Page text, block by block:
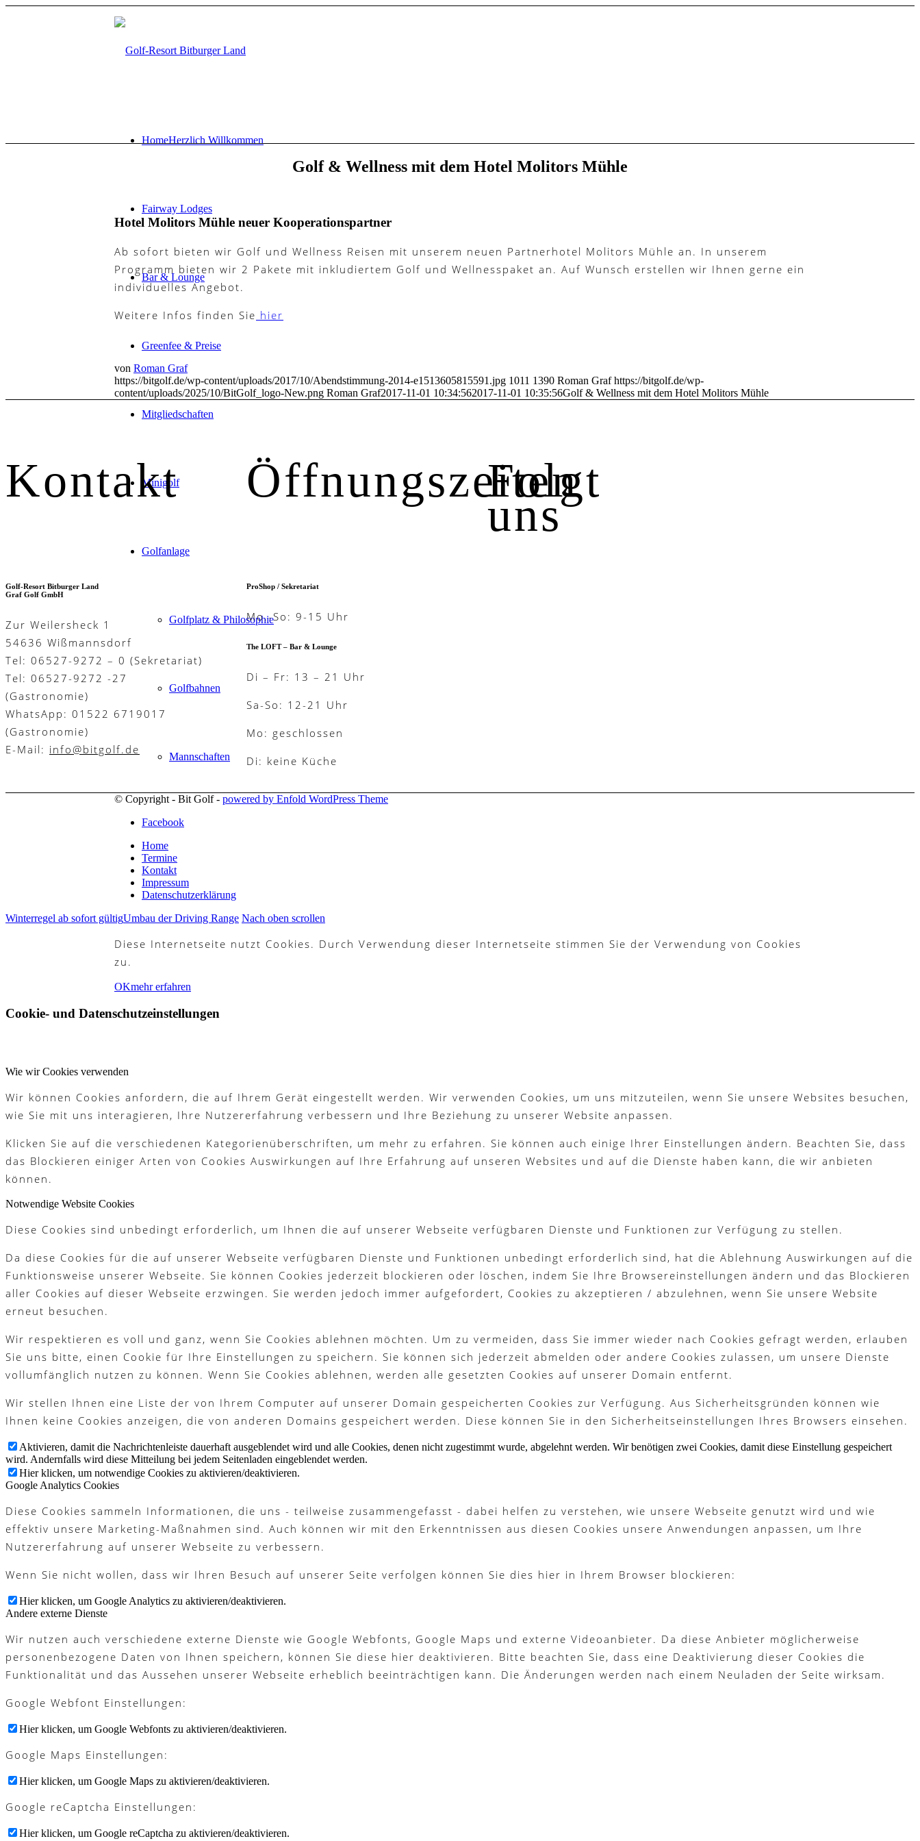
HomeHerzlich Willkommen
Fairway Lodges
Bar & Lounge
Greenfee & Preise
Mitgliedschaften
Minigolf
Golfanlage
Golfplatz & Philosophie
Golfbahnen
Mannschaften
Platzregeln
Golfreisen
Akademie
Schnupperjahr
Platzreife
Kurse
Menü Menü
Golf & Wellness mit dem Hotel Molitors Mühle
Hotel Molitors Mühle neuer Kooperationspartner
Ab sofort bieten wir Golf und Wellness Reisen mit unserem neuen Partnerhotel Molitors Mühle an. In unserem
Programm bieten wir 2 Pakete mit inkludiertem Golf und Wellnesspaket an. Auf Wunsch erstellen wir Ihnen gerne ein
individuelles Angebot.
Weitere Infos finden Sie hier
von Roman Graf
https://bitgolf.de/wp-content/uploads/2017/10/Abendstimmung-2014-e1513605815591.jpg 1011 1390 Roman Graf https://bitgolf.de/wp-
content/uploads/2025/10/BitGolf_logo-New.png Roman Graf2017-11-01 10:34:562017-11-01 10:35:56Golf & Wellness mit dem Hotel Molitors Mühle
Kontakt
Golf-Resort Bitburger Land
Graf Golf GmbH
Zur Weilersheck 1
54636 Wißmannsdorf
Tel: 06527-9272 – 0 (Sekretariat)
Tel: 06527-9272 -27
(Gastronomie)
WhatsApp: 01522 6719017
(Gastronomie)
E-Mail: info@bitgolf.de
Öffnungszeiten
ProShop / Sekretariat
Mo.-So: 9-15 Uhr
The LOFT – Bar & Lounge
Di – Fr: 13 – 21 Uhr
Sa-So: 12-21 Uhr
Mo: geschlossen
Di: keine Küche
Folgt
uns
© Copyright - Bit Golf - powered by Enfold WordPress Theme
Facebook
Home
Termine
Kontakt
Impressum
Datenschutzerklärung
Winterregel ab sofort gültigUmbau der Driving Range Nach oben scrollen
Diese Internetseite nutzt Cookies. Durch Verwendung dieser Internetseite stimmen Sie der Verwendung von Cookies
zu.
OKmehr erfahren
Cookie- und Datenschutzeinstellungen
Wie wir Cookies verwenden
Wir können Cookies anfordern, die auf Ihrem Gerät eingestellt werden. Wir verwenden Cookies, um uns mitzuteilen, wenn Sie unsere Websites besuchen,
wie Sie mit uns interagieren, Ihre Nutzererfahrung verbessern und Ihre Beziehung zu unserer Website anpassen.
Klicken Sie auf die verschiedenen Kategorienüberschriften, um mehr zu erfahren. Sie können auch einige Ihrer Einstellungen ändern. Beachten Sie, dass
das Blockieren einiger Arten von Cookies Auswirkungen auf Ihre Erfahrung auf unseren Websites und auf die Dienste haben kann, die wir anbieten
können.
Notwendige Website Cookies
Diese Cookies sind unbedingt erforderlich, um Ihnen die auf unserer Webseite verfügbaren Dienste und Funktionen zur Verfügung zu stellen.
Da diese Cookies für die auf unserer Webseite verfügbaren Dienste und Funktionen unbedingt erforderlich sind, hat die Ablehnung Auswirkungen auf die
Funktionsweise unserer Webseite. Sie können Cookies jederzeit blockieren oder löschen, indem Sie Ihre Browsereinstellungen ändern und das Blockieren
aller Cookies auf dieser Webseite erzwingen. Sie werden jedoch immer aufgefordert, Cookies zu akzeptieren / abzulehnen, wenn Sie unsere Website
erneut besuchen.
Wir respektieren es voll und ganz, wenn Sie Cookies ablehnen möchten. Um zu vermeiden, dass Sie immer wieder nach Cookies gefragt werden, erlauben
Sie uns bitte, einen Cookie für Ihre Einstellungen zu speichern. Sie können sich jederzeit abmelden oder andere Cookies zulassen, um unsere Dienste
vollumfänglich nutzen zu können. Wenn Sie Cookies ablehnen, werden alle gesetzten Cookies auf unserer Domain entfernt.
Wir stellen Ihnen eine Liste der von Ihrem Computer auf unserer Domain gespeicherten Cookies zur Verfügung. Aus Sicherheitsgründen können wie
Ihnen keine Cookies anzeigen, die von anderen Domains gespeichert werden. Diese können Sie in den Sicherheitseinstellungen Ihres Browsers einsehen.
Aktivieren, damit die Nachrichtenleiste dauerhaft ausgeblendet wird und alle Cookies, denen nicht zugestimmt wurde, abgelehnt werden. Wir benötigen zwei Cookies, damit diese Einstellung gespeichert
wird. Andernfalls wird diese Mitteilung bei jedem Seitenladen eingeblendet werden.
Hier klicken, um notwendige Cookies zu aktivieren/deaktivieren.
Google Analytics Cookies
Diese Cookies sammeln Informationen, die uns - teilweise zusammengefasst - dabei helfen zu verstehen, wie unsere Webseite genutzt wird und wie
effektiv unsere Marketing-Maßnahmen sind. Auch können wir mit den Erkenntnissen aus diesen Cookies unsere Anwendungen anpassen, um Ihre
Nutzererfahrung auf unserer Webseite zu verbessern.
Wenn Sie nicht wollen, dass wir Ihren Besuch auf unserer Seite verfolgen können Sie dies hier in Ihrem Browser blockieren:
Hier klicken, um Google Analytics zu aktivieren/deaktivieren.
Andere externe Dienste
Wir nutzen auch verschiedene externe Dienste wie Google Webfonts, Google Maps und externe Videoanbieter. Da diese Anbieter möglicherweise
personenbezogene Daten von Ihnen speichern, können Sie diese hier deaktivieren. Bitte beachten Sie, dass eine Deaktivierung dieser Cookies die
Funktionalität und das Aussehen unserer Webseite erheblich beeinträchtigen kann. Die Änderungen werden nach einem Neuladen der Seite wirksam.
Google Webfont Einstellungen:
Hier klicken, um Google Webfonts zu aktivieren/deaktivieren.
Google Maps Einstellungen:
Hier klicken, um Google Maps zu aktivieren/deaktivieren.
Google reCaptcha Einstellungen:
Hier klicken, um Google reCaptcha zu aktivieren/deaktivieren.